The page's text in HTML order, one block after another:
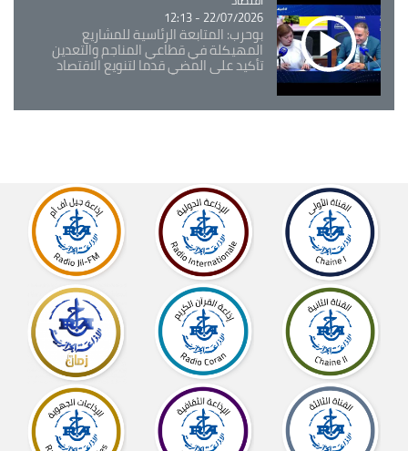
22/07/2026 - 12:13
بوحرب: المتابعة الرئاسية للمشاريع
المهيكلة في قطاعي المناجم والتعدين
تأكيد على المضي قدما لتنويع الاقتصاد